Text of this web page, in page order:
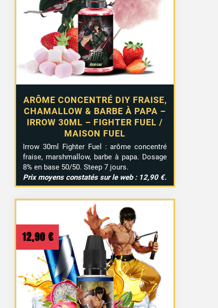
ARÔME CONCENTRÉ DIY FRAISE,
CHAMALLOW & BARBE À PAPA –
IRROW 30ML – FIGHTER FUEL /
MAISON FUEL
Irrow 30ml Fighter Fuel :arômeconcentré
fraise, marshmallow, barbeà papa. Dosage
8%en base 50/50.Steep7 jours.
Prix moyens constatés surle web : 12,90 €.
12,90 €